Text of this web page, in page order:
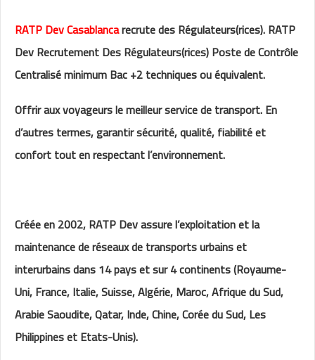
RATP Dev Casablancarecrute des Régulateurs(rices). RATP
Dev Recrutement Des Régulateurs(rices) Poste de Contrôle
Centralisé minimum Bac +2 techniques ou équivalent.
Offrir aux voyageurs le meilleur service de transport. En
d’autres termes, garantir sécurité, qualité, fiabilité et
confort tout en respectant l’environnement.
Créée en 2002, RATP Dev assure l’exploitation et la
maintenance de réseaux de transports urbains et
interurbains dans 14 pays et sur 4 continents (Royaume-
Uni, France, Italie, Suisse, Algérie, Maroc, Afrique du Sud,
Arabie Saoudite, Qatar, Inde, Chine, Corée du Sud, Les
Philippines et Etats-Unis).